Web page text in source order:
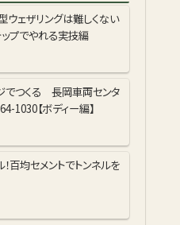
ウェザリングは難しくない
ップでやれる実技編
でつくる 長岡車両センタ
1030【ボディー編】
百均セメントでトンネルを